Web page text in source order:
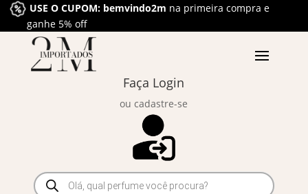
USE O CUPOM: bemvindo2m na primeira compra e
ganhe 5% off
Faça Login
ou cadastre-se
Pesquisar
produtos